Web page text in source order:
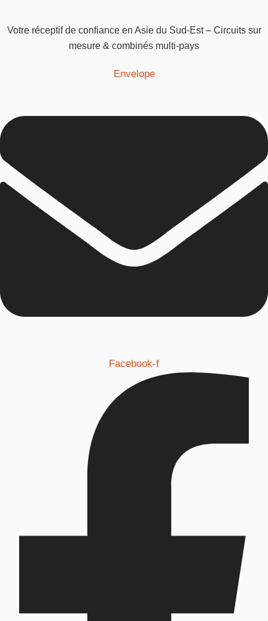
Votre réceptif de confiance en Asie du Sud-Est – Circuits sur
mesure & combinés multi-pays
Envelope
Facebook-f